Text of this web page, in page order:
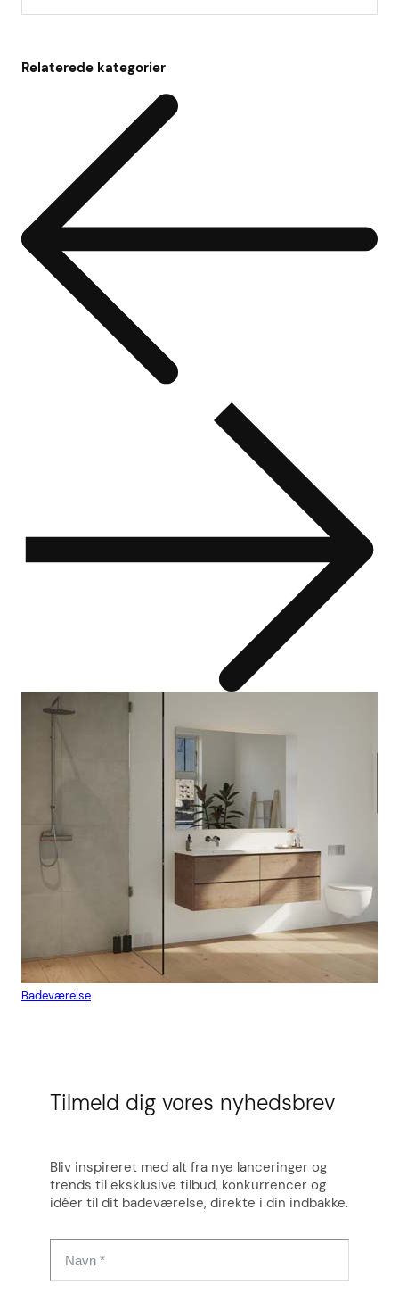
Relaterede kategorier
Badeværelse
Tilmeld dig vores nyhedsbrev
Bliv inspireret med alt fra nye lanceringer og
trends til eksklusive tilbud, konkurrencer og
idéer til dit badeværelse, direkte i din indbakke.